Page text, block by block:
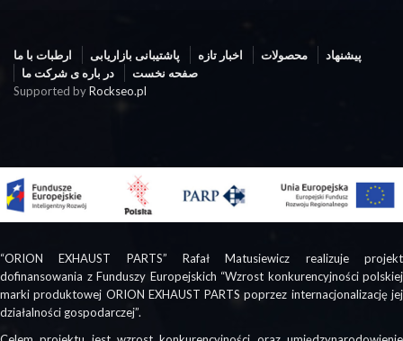
ارطبات با ما پاشتیبانی بازاریابی اخبار تازه محصولات
پیشنهاد
در باره ی شرکت ما
صفحه نخست
Supported byRockseo.pl
“ORION EXHAUST PARTS” Rafał Matusiewicz realizuje projekt
dofinansowania z Funduszy Europejskich “Wzrost konkurencyjności polskiej
marki produktowej ORION EXHAUST PARTS poprzez internacjonalizację jej
działalności gospodarczej”.